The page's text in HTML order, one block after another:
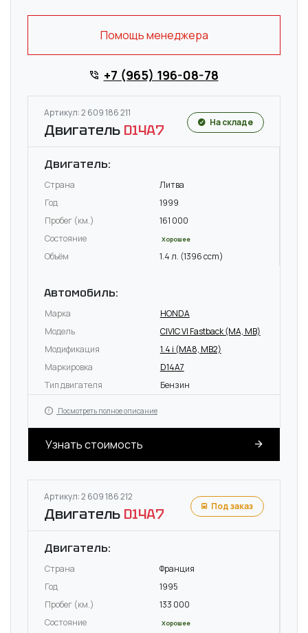
Помощь менеджера
+7 (965) 196-08-78
Артикул: 2 609 186 211
Двигатель D14A7 На складе
Двигатель:
Страна
Литва
Год
1999
Пробег (км.)
161 000
Состояние
Хорошее
Объём 1.4 л. (1396 ccm)
Автомобиль:
Марка
HONDA
Модель
CIVIC VI Fastback (MA, MB)
Модификация
1.4 i (MA8, MB2)
Маркировка
D14A7
Тип двигателя
Бензин
Посмотреть полное описание
Узнать стоимость
Артикул: 2 609 186 212
Двигатель D14A7 Под заказ
Двигатель:
Страна
Франция
Год
1995
Пробег (км.)
133 000
Состояние
Хорошее